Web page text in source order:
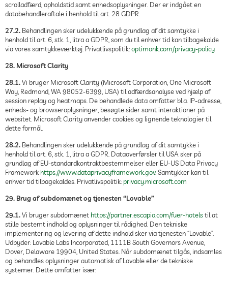
scrolladfærd, opholdstid samt enhedsoplysninger. Der er indgået en
databehandleraftale i henhold til art. 28 GDPR.
27.2. Behandlingen sker udelukkende på grundlag af dit samtykke i
henhold til art. 6, stk. 1, litra a GDPR, som du til enhver tid kan tilbagekalde
via vores samtykkeværktøj. Privatlivspolitik:optimonk.com/privacy-policy
28. Microsoft Clarity
28.1.Vi bruger Microsoft Clarity (Microsoft Corporation, One Microsoft
Way, Redmond, WA 98052-6399, USA) til adfærdsanalyse ved hjælp af
session replay og heatmaps. De behandlede data omfatter bl.a. IP-adresse,
enheds- og browseroplysninger, besøgte sider samt interaktioner på
websitet. Microsoft Clarity anvender cookies og lignende teknologier til
dette formål.
28.2. Behandlingen sker udelukkende på grundlag af dit samtykke i
henhold til art. 6, stk. 1, litra a GDPR. Dataoverførsler til USA sker på
grundlag af EU-standardkontraktbestemmelser eller EU-US Data Privacy
Framework https://www.dataprivacyframework.gov. Samtykker kan til
enhver tid tilbagekaldes. Privatlivspolitik: privacy.microsoft.com
29. Brug af subdomænet og tjenesten “Lovable”
29.1.Vi bruger subdomænet https://partner.escapio.com/fuer-hotelstil at
stille bestemt indhold og oplysninger til rådighed. Den tekniske
implementering og levering af dette indhold sker via tjenesten “Lovable”.
Udbyder: Lovable Labs Incorporated, 1111B South Governors Avenue,
Dover, Delaware 19904, United States. Når subdomænet tilgås, indsamles
og behandles oplysninger automatisk af Lovable eller de tekniske
systemer. Dette omfatter især: